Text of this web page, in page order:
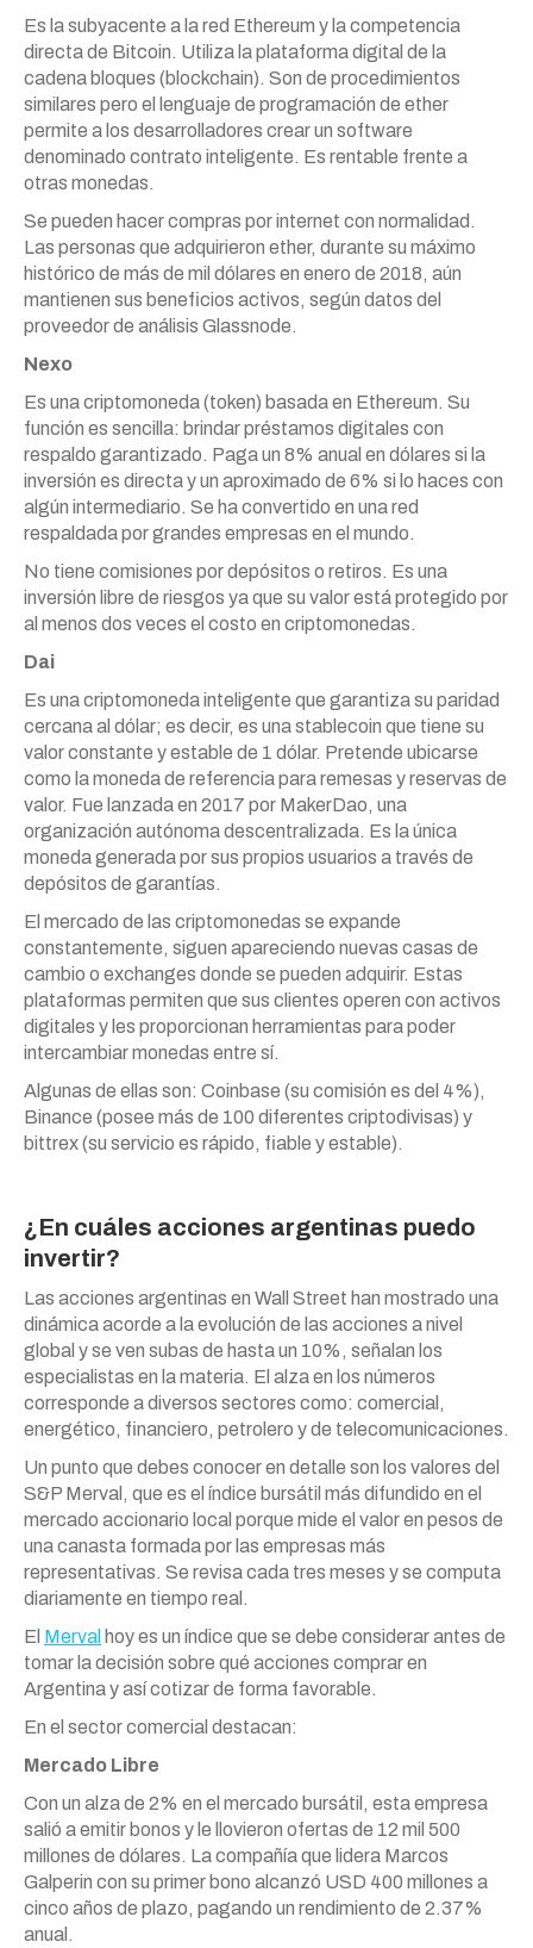
Es la subyacente a la red Ethereum y la competencia
directa de Bitcoin. Utiliza la plataforma digital de la
cadena bloques (blockchain). Son de procedimientos
similares pero el lenguaje de programación de ether
permite a los desarrolladores crear un software
denominado contrato inteligente. Es rentable frente a
otras monedas.
Se pueden hacer compras por internet con normalidad.
Las personas que adquirieron ether, durante su máximo
histórico de más de mil dólares en enero de 2018, aún
mantienen sus beneficios activos, según datos del
proveedor de análisis Glassnode.
Nexo
Es una criptomoneda (token) basada en Ethereum. Su
función es sencilla: brindar préstamos digitales con
respaldo garantizado. Paga un 8% anual en dólares si la
inversión es directa y un aproximado de 6% si lo haces con
algún intermediario. Se ha convertido en una red
respaldada por grandes empresas en el mundo.
No tiene comisiones por depósitos o retiros. Es una
inversión libre de riesgos ya que su valor está protegido por
al menos dos veces el costo en criptomonedas.
Dai
Es una criptomoneda inteligente que garantiza su paridad
cercana al dólar; es decir, es una stablecoin que tiene su
valor constante y estable de 1 dólar. Pretende ubicarse
como la moneda de referencia para remesas y reservas de
valor. Fue lanzada en 2017 por MakerDao, una
organización autónoma descentralizada. Es la única
moneda generada por sus propios usuarios a través de
depósitos de garantías.
El mercado de las criptomonedas se expande
constantemente, siguen apareciendo nuevas casas de
cambio o exchanges donde se pueden adquirir. Estas
plataformas permiten que sus clientes operen con activos
digitales y les proporcionan herramientas para poder
intercambiar monedas entre sí.
Algunas de ellas son: Coinbase (su comisión es del 4%),
Binance (posee más de 100 diferentes criptodivisas) y
bittrex (su servicio es rápido, fiable y estable).
¿En cuáles acciones argentinas puedo
invertir?
Las acciones argentinas en Wall Street han mostrado una
dinámica acorde a la evolución de las acciones a nivel
global y se ven subas de hasta un 10%, señalan los
especialistas en la materia. El alza en los números
corresponde a diversos sectores como: comercial,
energético, financiero, petrolero y de telecomunicaciones.
Un punto que debes conocer en detalle son los valores del
S&P Merval, que es el índice bursátil más difundido en el
mercado accionario local porque mide el valor en pesos de
una canasta formada por las empresas más
representativas. Se revisa cada tres meses y se computa
diariamente en tiempo real.
El Merval hoy es un índice que se debe considerar antes de
tomar la decisión sobre qué acciones comprar en
Argentina y así cotizar de forma favorable.
En el sector comercial destacan:
Mercado Libre
Con un alza de 2% en el mercado bursátil, esta empresa
salió a emitir bonos y le llovieron ofertas de 12 mil 500
millones de dólares. La compañía que lidera Marcos
Galperin con su primer bono alcanzó USD 400 millones a
cinco años de plazo, pagando un rendimiento de 2.37%
anual.